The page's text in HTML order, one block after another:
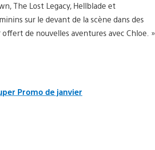
The Lost Legacy, Hellblade et
sur le devant de la scène dans des
de nouvelles aventures avec Chloe. »
Promo de janvier